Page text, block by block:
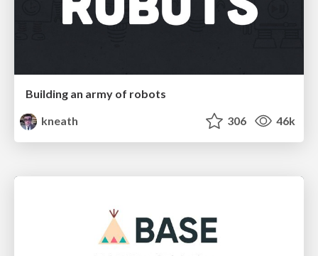
Building an army of robots
kneath
306 46k